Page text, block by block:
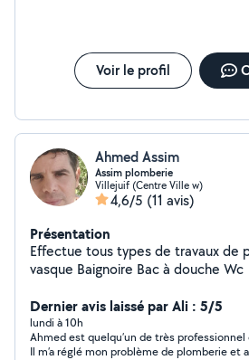
défectueuse et s’en est aussi occupé. Je
le recommande vivement à tous !
Voir le profil
Ahmed Assim
Assim plomberie
Villejuif (Centre Ville w)
4,6/5 (11 avis)
Présentation
Effectue tous types de travaux de
vasque Baignoire Bac à douche Wc
Dernier avis laissé par Ali : 5/5
lundi à 10h
Ahmed est quelqu’un de très
Il m’a réglé mon problème de plomberie et